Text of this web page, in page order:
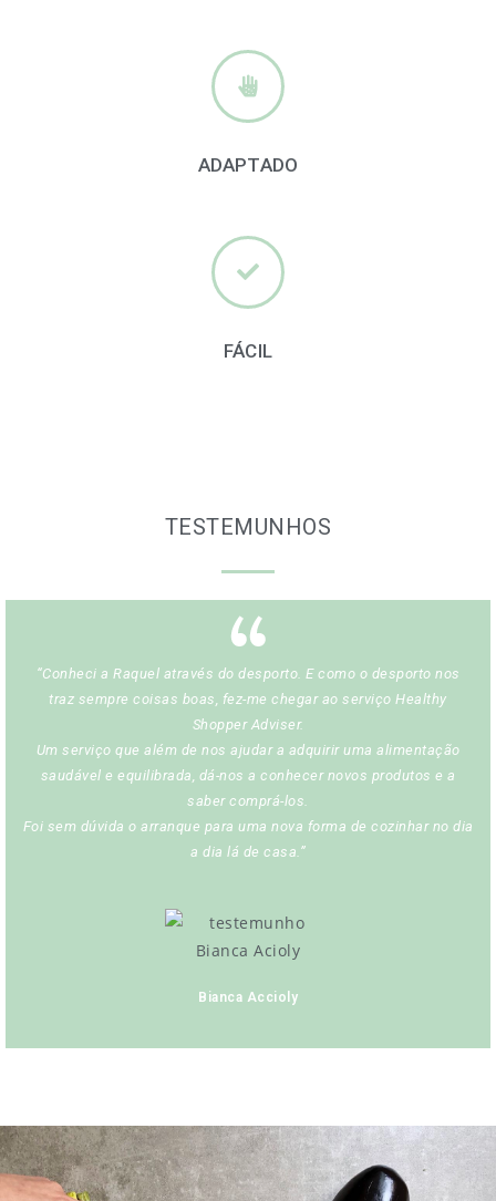
ADAPTADO
FÁCIL
TESTEMUNHOS
“Conheci a Raquel através do desporto. E como o desporto nos
traz sempre coisas boas, fez-me chegar ao serviço Healthy
Shopper Adviser.
Um serviço que além de nos ajudar a adquirir uma alimentação
saudável e equilibrada, dá-nos a conhecer novos produtos e a
saber comprá-los.
Foi sem dúvida o arranque para uma nova forma de cozinhar no dia
a dia lá de casa.”
Bianca Accioly